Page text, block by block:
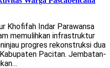
Khofifah Indar Parawansa
memulihkan infrastruktur
progres rekonstruksi dua
Pacitan. Jembatan-